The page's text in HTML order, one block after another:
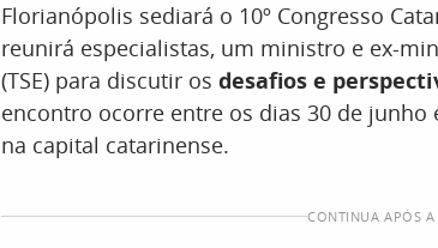
Florianópolis sediará o 10º Congresso
reunirá especialistas, um ministro e ex-
(TSE) para discutir os desafios e
encontro ocorre entre os dias 30 de junho
na capital catarinense.
CONTINUA APÓS